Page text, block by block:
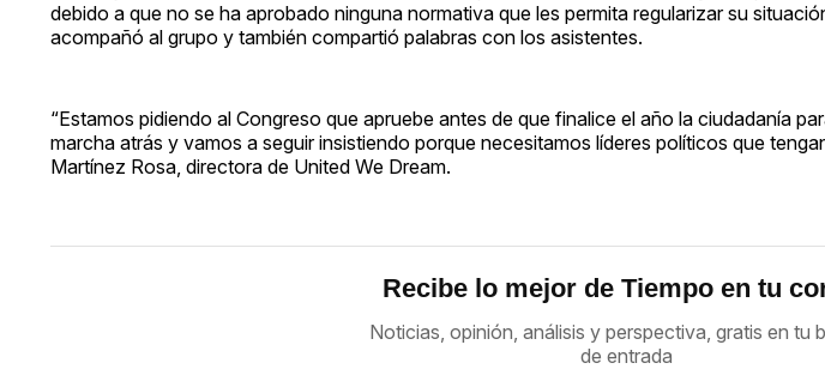
debido a que no se ha aprobado ninguna normativa que les permita regularizar su
acompañó al grupo y también compartió palabras con los asistentes.
“Estamos pidiendo al Congreso que apruebe antes de que finalice el año la ciudadanía
marcha atrás y vamos a seguir insistiendo porque necesitamos líderes políticos que
Martínez Rosa, directora de United We Dream.
Recibe lo mejor de Tiempo en tu
Noticias, opinión, análisis y perspectiva, gratis en tu
de entrada